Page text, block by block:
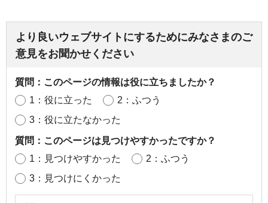
より良いウェブサイトにするためにみなさまのご
意見をお聞かせください
質問：このページの情報は役に立ちましたか？
1：役に立った
2：ふつう
3：役に立たなかった
質問：このページは見つけやすかったですか？
1：見つけやすかった
2：ふつう
3：見つけにくかった